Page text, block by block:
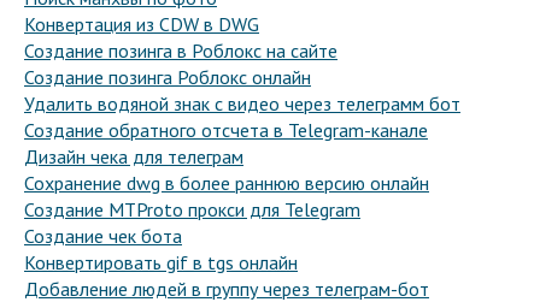
Конвертация из CDW в DWG
Создание позинга в Роблокс на сайте
Создание позинга Роблокс онлайн
Удалить водяной знак с видео через телеграмм бот
Создание обратного отсчета в Telegram-канале
Дизайн чека для телеграм
Сохранение dwg в более раннюю версию онлайн
Создание MTProto прокси для Telegram
Создание чек бота
Конвертировать gif в tgs онлайн
Добавление людей в группу через телеграм-бот